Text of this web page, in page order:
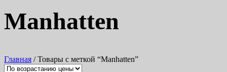
Manhatten
Главная / Товары с меткой “Manhatten”